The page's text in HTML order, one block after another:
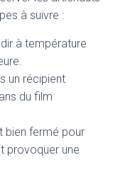
à suivre :
à température
un récipient
du film
bien fermé pour
provoquer une